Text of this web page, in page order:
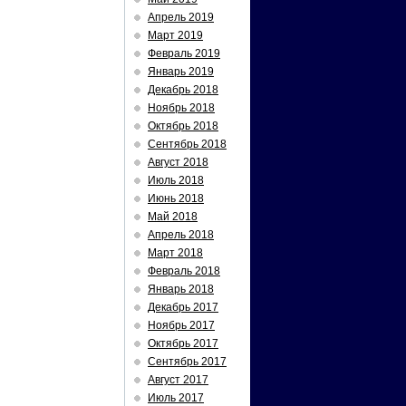
Апрель 2019
Март 2019
Февраль 2019
Январь 2019
Декабрь 2018
Ноябрь 2018
Октябрь 2018
Сентябрь 2018
Август 2018
Июль 2018
Июнь 2018
Май 2018
Апрель 2018
Март 2018
Февраль 2018
Январь 2018
Декабрь 2017
Ноябрь 2017
Октябрь 2017
Сентябрь 2017
Август 2017
Июль 2017